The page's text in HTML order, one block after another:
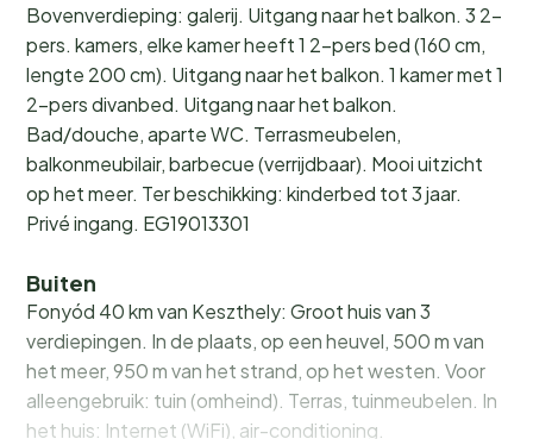
Bovenverdieping: galerij. Uitgang naar het balkon. 3 2-
pers. kamers, elke kamer heeft 1 2-pers bed (160 cm,
lengte 200 cm). Uitgang naar het balkon. 1 kamer met 1
2-pers divanbed. Uitgang naar het balkon.
Bad/douche, aparte WC. Terrasmeubelen,
balkonmeubilair, barbecue (verrijdbaar). Mooi uitzicht
op het meer. Ter beschikking: kinderbed tot 3 jaar.
Privé ingang. EG19013301
Buiten
Fonyód 40 km van Keszthely: Groot huis van 3
verdiepingen. In de plaats, op een heuvel, 500 m van
het meer, 950 m van het strand, op het westen. Voor
alleengebruik: tuin (omheind). Terras, tuinmeubelen. In
het huis: Internet (WiFi), air-conditioning.